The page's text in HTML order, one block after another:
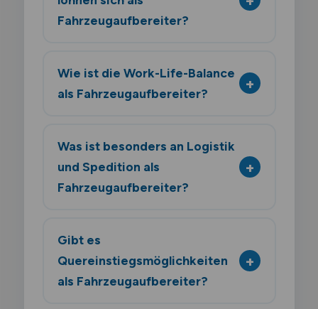
Fahrzeugaufbereiter?
Wie ist die Work-Life-Balance
als Fahrzeugaufbereiter?
Was ist besonders an Logistik
und Spedition als
Fahrzeugaufbereiter?
Gibt es
Quereinstiegsmöglichkeiten
als Fahrzeugaufbereiter?